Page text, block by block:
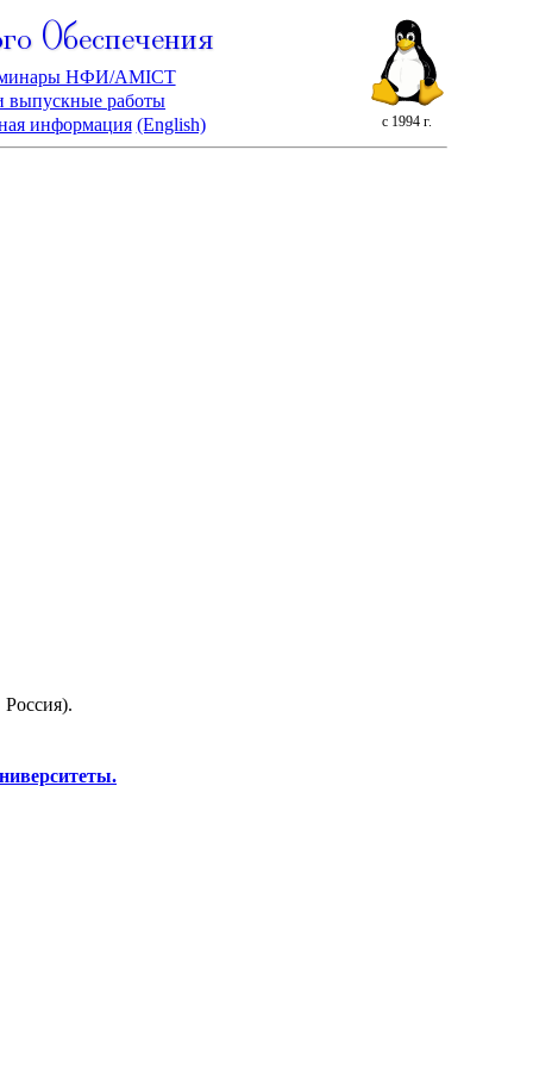
с 1994 г.
Обеспечения
НФИ/AMICT
выпускные работы
информация (English)